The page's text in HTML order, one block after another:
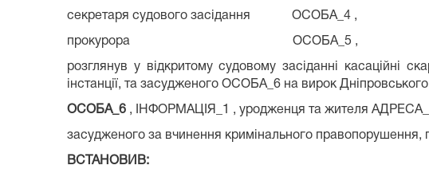
секретаря судового засідання ОСОБА_4 ,
прокурора ОСОБА_5 ,
розглянув у відкритому судовому засіданні касаційні
інстанції, та засудженого ОСОБА_6 на вирок
ОСОБА_6 , ІНФОРМАЦІЯ_1 , уродженця та жителя
засудженого за вчинення кримінального правопорушення,
ВСТАНОВИВ: